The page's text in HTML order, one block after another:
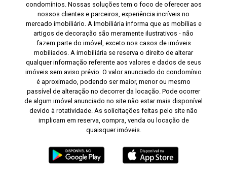
condomínios. Nossas soluções tem o foco de oferecer aos
nossos clientes e parceiros, experiência incríveis no
mercado imobiliário. A Imobiliária informa que as mobílias e
artigos de decoração são meramente ilustrativos - não
fazem parte do imóvel, exceto nos casos de imóveis
mobiliados. A imobiliária se reserva o direito de alterar
qualquer informação referente aos valores e dados de seus
imóveis sem aviso prévio. O valor anunciado do condomínio
é aproximado, podendo ser maior, menor ou mesmo
passível de alteração no decorrer da locação. Pode ocorrer
de algum imóvel anunciado no site não estar mais disponível
devido à rotatividade. As solicitações feitas pelo site não
implicam em reserva, compra, venda ou locação de
quaisquer imóveis.